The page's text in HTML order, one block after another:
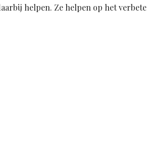
helpen. Ze helpen op het